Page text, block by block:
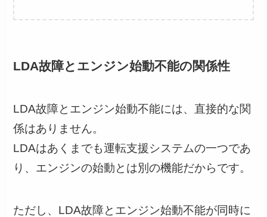
LDA故障とエンジン始動不能の関係性
LDA故障とエンジン始動不能には、直接的な関
係はありません。
LDAはあくまでも運転支援システムの一つであ
り、エンジンの始動とは別の機能だからです。
ただし、LDA故障とエンジン始動不能が同時に